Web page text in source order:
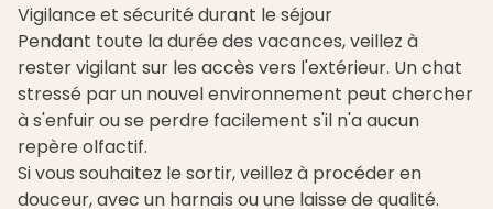
Vigilance et sécurité durant le séjour
Pendant toute la durée des vacances, veillez à
rester vigilant sur les accès vers l'extérieur. Un chat
stressé par un nouvel environnement peut chercher
à s'enfuir ou se perdre facilement s'il n'a aucun
repère olfactif.
Si vous souhaitez le sortir, veillez à procéder en
douceur, avec un harnais ou une laisse de qualité.